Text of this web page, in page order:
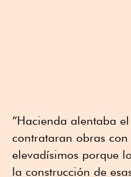
“Hacienda alentaba
contrataran obras con
elevadísimos porque
la construcción de